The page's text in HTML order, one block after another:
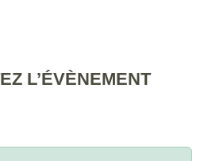
L’ÉVÈNEMENT